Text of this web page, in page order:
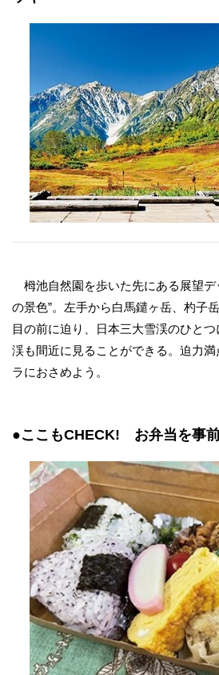
栂池自然園を歩いた先にある展望デ
の景色”。左手から白馬鑓ヶ岳、杓子
目の前に迫り、日本三大雪渓のひと
渓も間近に見ることができる。迫力
ラにおさめよう。
●ここもCHECK! お弁当を事